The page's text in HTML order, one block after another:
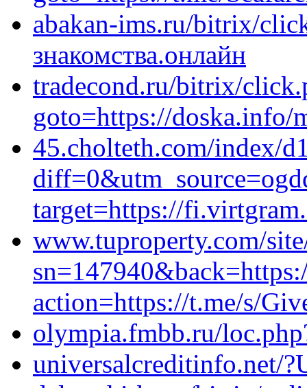
abakan-ims.ru/bitrix/
знакомства.онлайн
tradecond.ru/bitrix/
goto=https://doska.info/
45.cholteth.com/index/
target=https://
www.tuproperty.com/
action=https://t.me/s/
olympia.fmbb.ru/
universalcreditinfo.net/